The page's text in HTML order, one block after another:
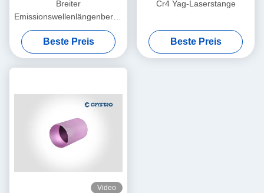
Breiter
Emissionswellenlängenbereich
von 1350 nm bis 1600 nm in
Cr4 YAG Laser Kristallstab
für verschiedene
Anwendungen
Beste Preis
Cr4 Yag-Laserstange
Beste Preis
Video